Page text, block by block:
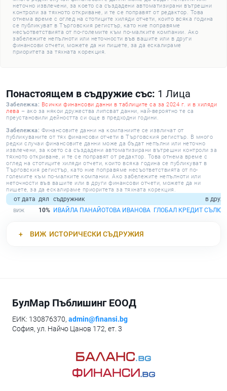
неточно извлечени, за което са създадени автоматизирани вътрешни
контроли за тяхното откриване, и те се поправят от редактор. Това
отнема време с оглед на стотиците хиляди отчети, които всяка година
се публикуват в Търговския регистър, като ние поправяме
несъответствията от по-големите към по-малките компании. Ако
забележите непълноти или неточности във вашите или в други
финансови отчети, можете да ни пишете, за да ескалираме
приоритета за тяхната корекция.
Понастоящем в съдружие със: 1 Лица
Забележка: Всички финансови данни в таблиците са за 2024 г. и в хиляди
лева – ако за някои дружества липсват данни, най-вероятно те са
преустановили дейността си още в предходни години.
Забележка: Финансовите данни на компаниите се извличат от
публикуваните от тях финансови отчети в Търговския регистър. В много
редки случаи финансовите данни може да бъдат непълни или неточно
извлечени, за което са създадени автоматизирани вътрешни контроли за
тяхното откриване, и те се поправят от редактор. Това отнема време с
оглед на стотиците хиляди отчети, които всяка година се публикуват в
Търговския регистър, като ние поправяме несъответствията от по-
големите към по-малките компании. Ако забележите непълноти или
неточности във вашите или в други финансови отчети, можете да ни
пишете, за да ескалираме приоритета за тяхната корекция.
от дата дял съдружник
в
10% ИВАЙЛА ПАНАЙОТОВА ИВАНОВА ГЛОБАЛ КРЕДИТ
ВИЖ ИСТОРИЧЕСКИ СЪДРУЖИЯ
БулМар Пъблишинг ЕООД
ЕИК: 130876370, admin@finansi.bg
София, ул. Найчо Цанов 172, ет. 3